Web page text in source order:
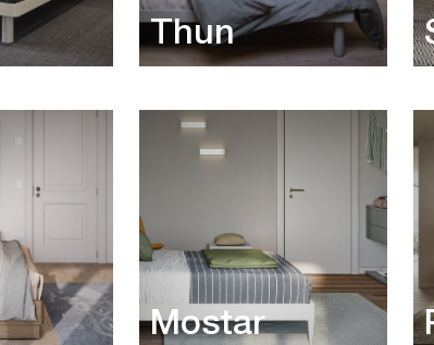
Thun
Mostar